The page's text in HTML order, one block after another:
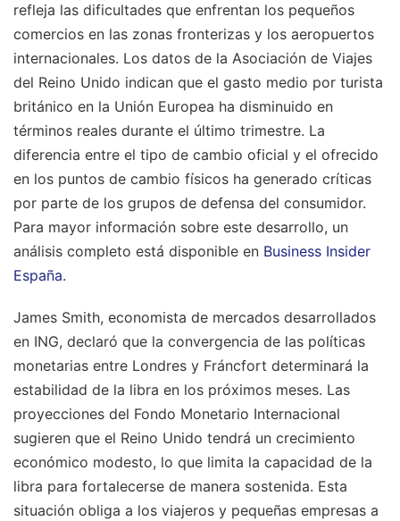
refleja las dificultades que enfrentan los pequeños
comercios en las zonas fronterizas y los aeropuertos
internacionales. Los datos de la Asociación de Viajes
del Reino Unido indican que el gasto medio por turista
británico en la Unión Europea ha disminuido en
términos reales durante el último trimestre. La
diferencia entre el tipo de cambio oficial y el ofrecido
en los puntos de cambio físicos ha generado críticas
por parte de los grupos de defensa del consumidor.
Para mayor información sobre este desarrollo, un
análisis completo está disponible en Business Insider
España.
James Smith, economista de mercados desarrollados
en ING, declaró que la convergencia de las políticas
monetarias entre Londres y Fráncfort determinará la
estabilidad de la libra en los próximos meses. Las
proyecciones del Fondo Monetario Internacional
sugieren que el Reino Unido tendrá un crecimiento
económico modesto, lo que limita la capacidad de la
libra para fortalecerse de manera sostenida. Esta
situación obliga a los viajeros y pequeñas empresas a